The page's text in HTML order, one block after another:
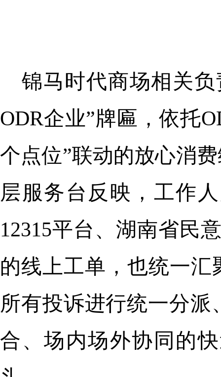
锦马时代商场相关
ODR企业”牌匾，依托
个点位”联动的放心消
层服务台反映，工作
12315平台、湖南省民
的线上工单，也统一汇
所有投诉进行统一分
合、场内场外协同的